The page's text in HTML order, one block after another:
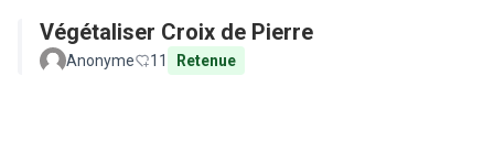
Végétaliser Croix de Pierre
Anonyme 11 Retenue